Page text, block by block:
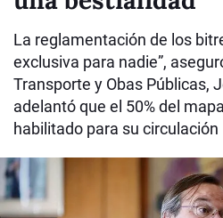
La reglamentación de los
exclusiva para nadie”,
Transporte y Obas Públicas,
adelantó que el 50% del
habilitado para su circulación